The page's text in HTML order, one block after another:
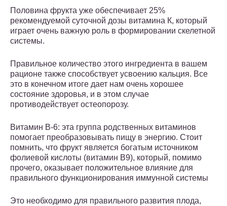
Половина фрукта уже обеспечивает 25%
рекомендуемой суточной дозы витамина К, который
играет очень важную роль в формировании скелетной
системы.
Правильное количество этого ингредиента в вашем
рационе также способствует усвоению кальция. Все
это в конечном итоге дает нам очень хорошее
состояние здоровья, и в этом случае
противодействует остеопорозу.
Витамин B-6: эта группа родственных витаминов
помогает преобразовывать пищу в энергию. Стоит
помнить, что фрукт является богатым источником
фолиевой кислоты (витамин В9), который, помимо
прочего, оказывает положительное влияние для
правильного функционирования иммунной системы
Это необходимо для правильного развития плода,